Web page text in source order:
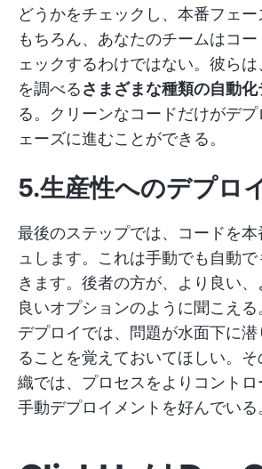
どうかをチェックし、本番フェー
もちろん、あなたのチームはコ
ェックするわけではない。彼ら
を調べるさまざまな種類の自動化
る。クリーンなコードだけがデ
ェーズに進むことができる。
5.生産性へのデプロ
最後のステップでは、コードを
ュします。これは手動でも自動
きます。後者の方が、より良い
良いオプションのように聞こえ
デプロイでは、問題が水面下に
ることを覚えておいてほしい。
織では、プロセスをよりコントロ
手動デプロイメントを好んでいる